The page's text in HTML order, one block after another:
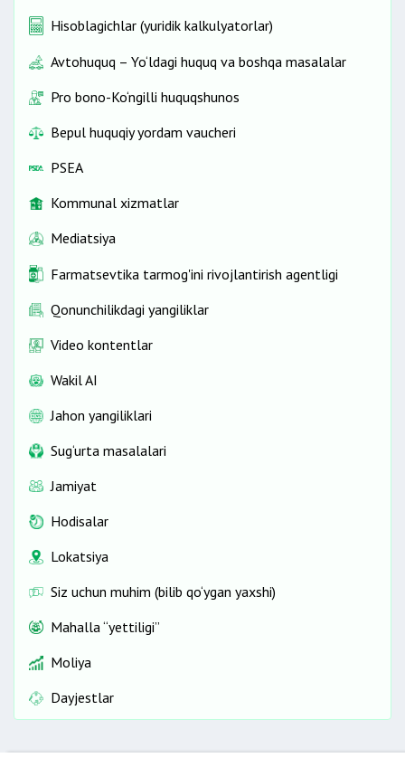
Hisoblagichlar (yuridik kalkulyatorlar)
Avtohuquq – Yo‘ldagi huquq va boshqa masalalar
Pro bono-Ko‘ngilli huquqshunos
Bepul huquqiy yordam vaucheri
PSEA
Kommunal xizmatlar
Mediatsiya
Farmatsevtika tarmog'ini rivojlantirish agentligi
Qonunchilikdagi yangiliklar
Video kontentlar
Wakil AI
Jahon yangiliklari
Sug‘urta masalalari
Jamiyat
Hodisalar
Lokatsiya
Siz uchun muhim (bilib qo‘ygan yaxshi)
Mahalla “yettiligi”
Moliya
Dayjestlar